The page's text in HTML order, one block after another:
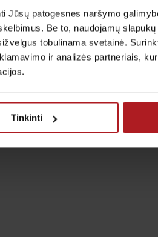
Jūsų patogesnes naršymo
Be to, naudojamų
tobulinama svetainė.
ir analizės partneriais,
Tinkinti